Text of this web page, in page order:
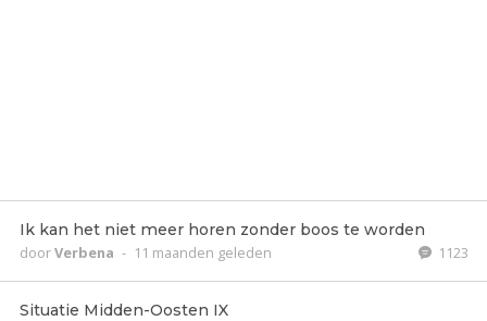
Ik kan het niet meer horen zonder boos te worden
doorVerbena - 11 maanden geleden 1123
Situatie Midden-Oosten IX